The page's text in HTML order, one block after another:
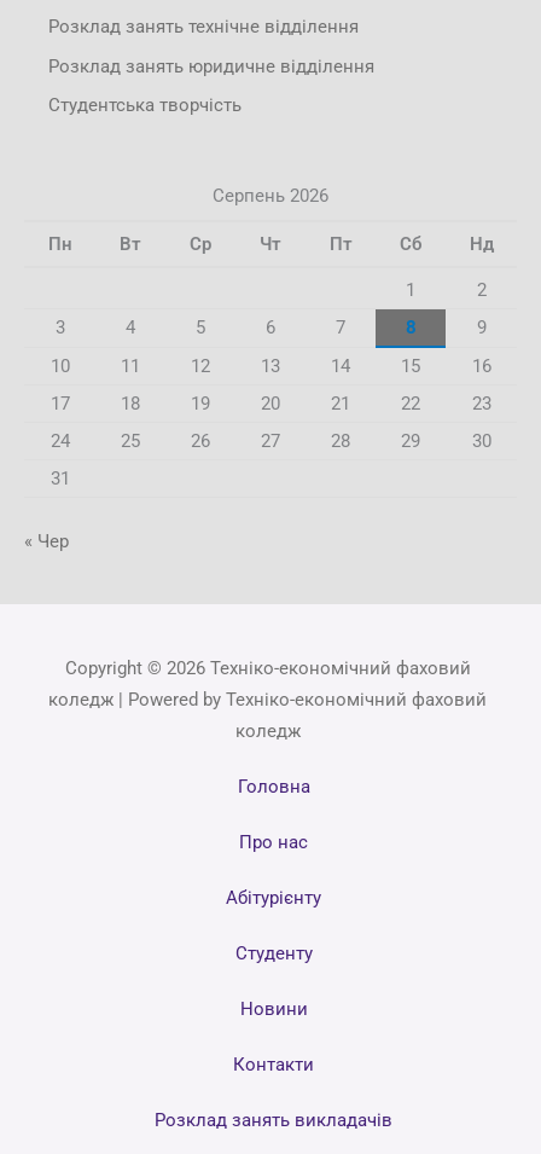
Розклад занять технічне відділення
Розклад занять юридичне відділення
Студентська творчість
Серпень 2026
Пн Вт Ср Чт Пт Сб Нд
1
2
3
4 5 6 7 8
9
10
11 12 13 14 15
16
17
18 19 20 21 22
23
24
25 26 27 28 29
30
31
« Чер
Copyright © 2026 Техніко-економічний фаховий
коледж | Powered by Техніко-економічний фаховий
коледж
Головна
Про нас
Абітурієнту
Студенту
Новини
Контакти
Розклад занять викладачів